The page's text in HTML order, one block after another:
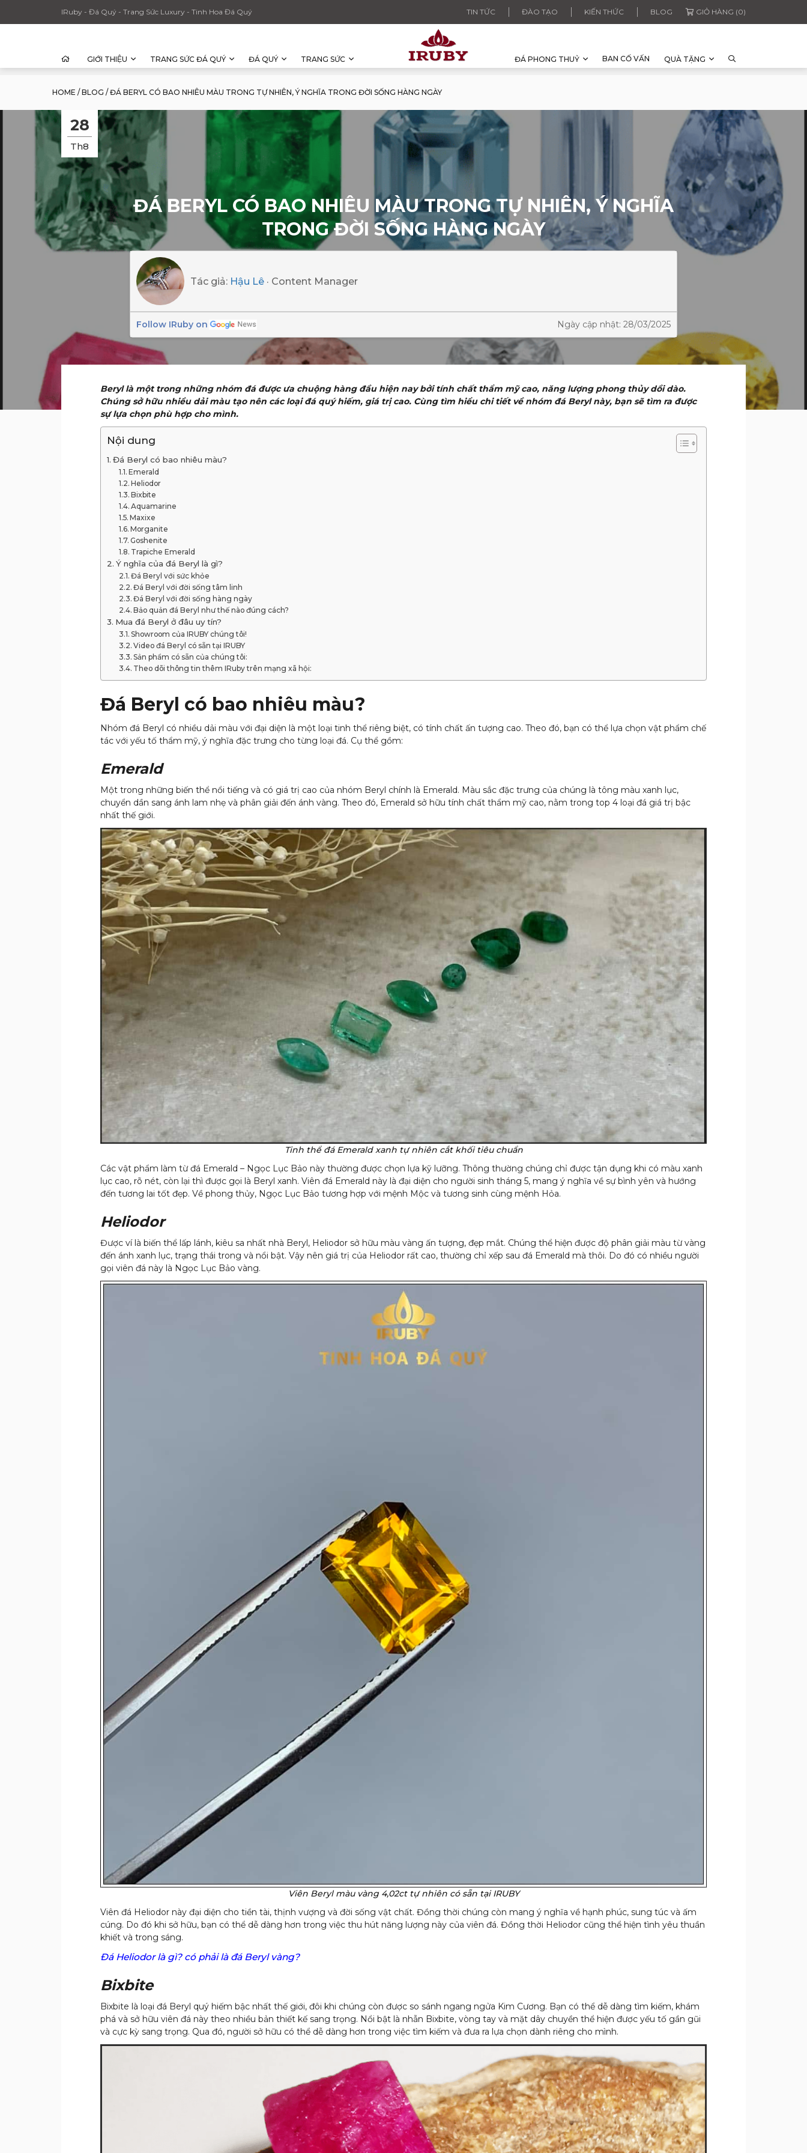
IRuby - Đá Quý - Trang Sức Luxury - Tinh Hoa Đá Quý TIN TỨC ĐÀO TẠO KIẾN THỨC BLOG GIỎ HÀNG (0)
GIỚI THIỆU TRANG SỨC ĐÁ QUÝ ĐÁ QUÝ TRANG SỨC ĐÁ PHONG THUỶ BAN CỐ VẤN QUÀ TẶNG
HOME / BLOG / ĐÁ BERYL CÓ BAO NHIÊU MÀU TRONG TỰ NHIÊN, Ý NGHĨA TRONG ĐỜI SỐNG HÀNG NGÀY
28
Th8
ĐÁ BERYL CÓ BAO NHIÊU MÀU TRONG TỰ NHIÊN, Ý NGHĨA
TRONG ĐỜI SỐNG HÀNG NGÀY
Tác giả: Hậu Lê · Content Manager
Follow IRuby on Ngày cập nhật: 28/03/2025
Beryl là một trong những nhóm đá được ưa chuộng hàng đầu hiện nay bởi tính chất thẩm mỹ cao, năng lượng phong thủy dồi dào.
Chúng sở hữu nhiều dải màu tạo nên các loại đá quý hiếm, giá trị cao. Cùng tìm hiểu chi tiết về nhóm đá Beryl này, bạn sẽ tìm ra được
sự lựa chọn phù hợp cho mình.
Nội dung
Đá Beryl có bao nhiêu màu?
Emerald
Heliodor
Bixbite
Aquamarine
Maxixe
Morganite
Goshenite
Trapiche Emerald
Ý nghĩa của đá Beryl là gì?
Đá Beryl với sức khỏe
Đá Beryl với đời sống tâm linh
Đá Beryl với đời sống hàng ngày
Bảo quản đá Beryl như thế nào đúng cách?
Mua đá Beryl ở đâu uy tín?
Showroom của IRUBY chúng tôi!
Video đá Beryl có sẵn tại IRUBY
Sản phẩm có sẵn của chúng tôi:
Theo dõi thông tin thêm IRuby trên mạng xã hội:
Đá Beryl có bao nhiêu màu?
Nhóm đá Beryl có nhiều dải màu với đại diện là một loại tinh thể riêng biệt, có tính chất ấn tượng cao. Theo đó, bạn có thể lựa chọn vật phẩm chế
tác với yếu tố thẩm mỹ, ý nghĩa đặc trưng cho từng loại đá. Cụ thể gồm:
Emerald
Một trong những biến thể nổi tiếng và có giá trị cao của nhóm Beryl chính là Emerald. Màu sắc đặc trưng của chúng là tông màu xanh lục,
chuyển dần sang ánh lam nhẹ và phân giải đến ánh vàng. Theo đó, Emerald sở hữu tính chất thẩm mỹ cao, nằm trong top 4 loại đá giá trị bậc
nhất thế giới.
Tinh thể đá Emerald xanh tự nhiên cắt khối tiêu chuẩn
Các vật phẩm làm từ đá Emerald – Ngọc Lục Bảo này thường được chọn lựa kỹ lưỡng. Thông thường chúng chỉ được tận dụng khi có màu xanh
lục cao, rõ nét, còn lại thì được gọi là Beryl xanh. Viên đá Emerald này là đại diện cho người sinh tháng 5, mang ý nghĩa về sự bình yên và hướng
đến tương lai tốt đẹp. Về phong thủy, Ngọc Lục Bảo tương hợp với mệnh Mộc và tương sinh cùng mệnh Hỏa.
Heliodor
Được ví là biến thể lấp lánh, kiêu sa nhất nhà Beryl, Heliodor sở hữu màu vàng ấn tượng, đẹp mắt. Chúng thể hiện được độ phân giải màu từ vàng
đến ánh xanh lục, trạng thái trong và nổi bật. Vậy nên giá trị của Heliodor rất cao, thường chỉ xếp sau đá Emerald mà thôi. Do đó có nhiều người
gọi viên đá này là Ngọc Lục Bảo vàng.
Viên Beryl màu vàng 4,02ct tự nhiên có sẵn tại IRUBY
Viên đá Heliodor này đại diện cho tiền tài, thịnh vượng và đời sống vật chất. Đồng thời chúng còn mang ý nghĩa về hạnh phúc, sung túc và ấm
cúng. Do đó khi sở hữu, bạn có thể dễ dàng hơn trong việc thu hút năng lượng này của viên đá. Đồng thời Heliodor cũng thể hiện tình yêu thuần
khiết và trong sáng.
Đá Heliodor là gì? có phải là đá Beryl vàng?
Bixbite
Bixbite là loại đá Beryl quý hiếm bậc nhất thế giới, đôi khi chúng còn được so sánh ngang ngửa Kim Cương. Bạn có thể dễ dàng tìm kiếm, khám
phá và sở hữu viên đá này theo nhiều bản thiết kế sang trọng. Nổi bật là nhẫn Bixbite, vòng tay và mặt dây chuyền thể hiện được yếu tố gần gũi
và cực kỳ sang trọng. Qua đó, người sở hữu có thể dễ dàng hơn trong việc tìm kiếm và đưa ra lựa chọn dành riêng cho mình.